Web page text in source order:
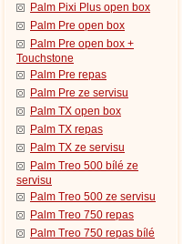
Palm Pixi Plus open box
Palm Pre open box
Palm Pre open box +
Touchstone
Palm Pre repas
Palm Pre ze servisu
Palm TX open box
Palm TX repas
Palm TX ze servisu
Palm Treo 500 bílé ze
servisu
Palm Treo 500 ze servisu
Palm Treo 750 repas
Palm Treo 750 repas bílé